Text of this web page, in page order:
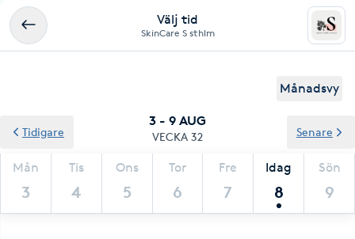
Välj tid
SkinCare S sthlm
Månadsvy
3 - 9 AUG
VECKA 32
Mån
3
Tis
4
Ons
5
Tor
6
Fre
7
Idag
8
Sön
9
Tidigare Senare